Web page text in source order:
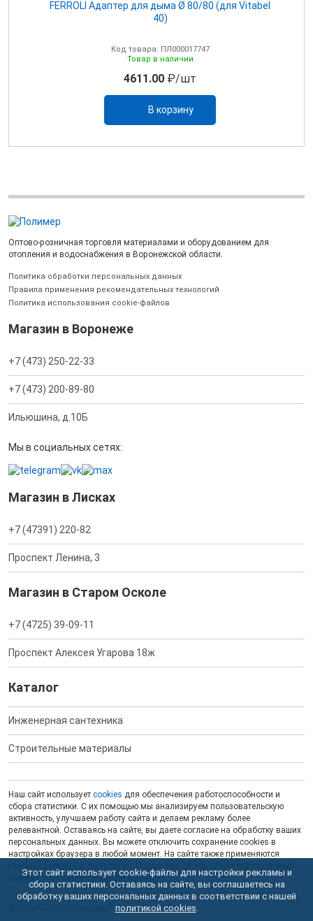
FERROLI Адаптер для дыма Ø 80/80 (для Vitabel
40)
Код товара: ПЛ000017747
Товар в наличии
4611.00 ₽/шт
В корзину
Оптово-розничная торговля материалами и оборудованием для
отопления и водоснабжения в Воронежской области.
Политика обработки персональных данных
Правила применения рекомендательных технологий
Политика использования cookie-файлов
Магазин в Воронеже
+7 (473) 250-22-33
+7 (473) 200-89-80
Ильюшина, д.10Б
Мы в социальных сетях:
Магазин в Лисках
+7 (47391) 220-82
Проспект Ленина, 3
Магазин в Старом Осколе
+7 (4725) 39-09-11
Проспект Алексея Угарова 18ж
Каталог
Инженерная сантехника
Строительные материалы
Наш сайт использует cookies для обеспечения работоспособности и
сбора статистики. С их помощью мы анализируем пользовательскую
активность, улучшаем работу сайта и делаем рекламу более
релевантной. Оставаясь на сайте, вы даете согласие на обработку ваших
персональных данных. Вы можете отключить сохранение cookies в
настройках браузера в любой момент. На сайте также применяются
данных — в соответствующейПолитике.
Этот сайт использует cookie-файлы для настройки рекламы и
сбора статистики. Оставаясь на сайте, вы соглашаетесь на
обработку ваших персональных данных в соответствии с нашей
политикой cookies.